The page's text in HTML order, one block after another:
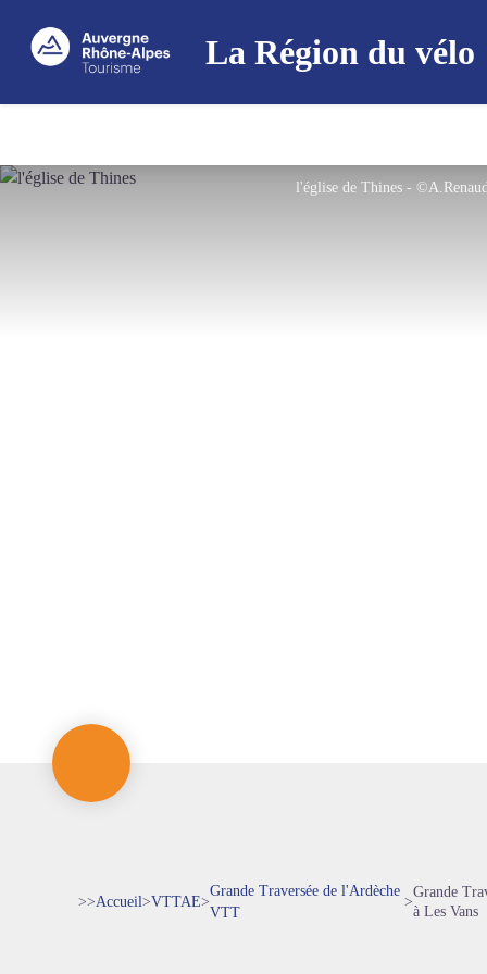
La Région du vélo
l'église de Thines -
>>Accueil>VTTAE>
Grande Traversée de l'Ardèche
VTT
>
Grande
à Les Vans